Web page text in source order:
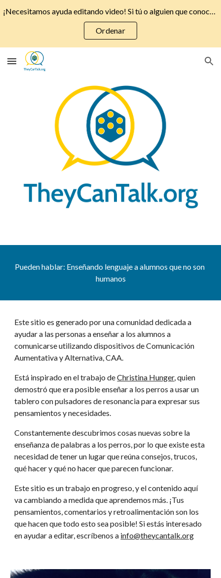
Skip to main content Skip to navigation
Ordenar
Pueden hablar: Enseñando lenguaje a alumnos que no son
humanos
Este sitio es generado por una comunidad dedicada a
ayudar a las personas a enseñar a los alumnos a
comunicarse utilizando dispositivos de Comunicación
Aumentativa y Alternativa, CAA.
Está inspirado en el trabajo de Christina Hunger, quien
demostró que era posible enseñar a los perros a usar un
tablero con pulsadores de resonancia para expresar sus
pensamientos y necesidades.
Constantemente descubrimos cosas nuevas sobre la
enseñanza de palabras a los perros, por lo que existe esta
necesidad de tener un lugar que reúna consejos, trucos,
qué hacer y qué no hacer que parecen funcionar.
Este sitio es un trabajo en progreso, y el contenido aquí
va cambiando a medida que aprendemos más. ¡Tus
pensamientos, comentarios y retroalimentación son los
que hacen que todo esto sea posible! Si estás interesado
en ayudar a editar, escríbenos a info@theycantalk.org